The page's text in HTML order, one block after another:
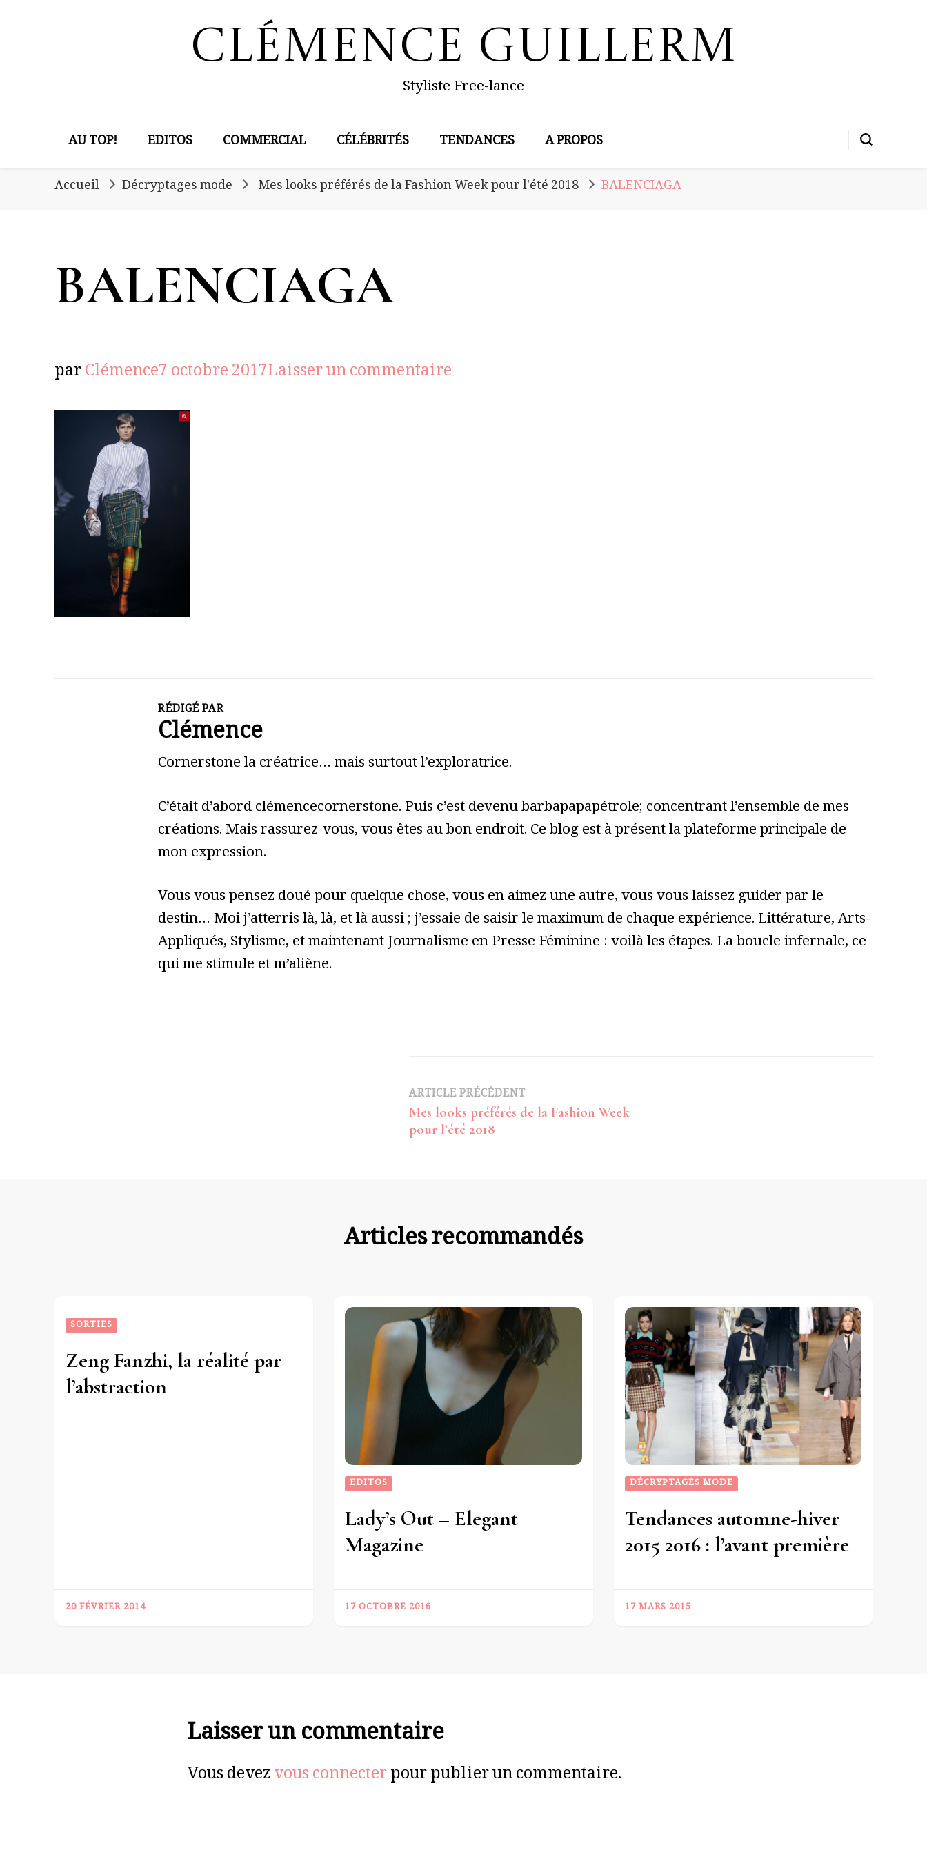
Clémence Guillerm
Styliste Free-lance
AU TOP! EDITOS COMMERCIAL CÉLÉBRITÉS TENDANCES A PROPOS
Accueil Décryptages mode Mes looks préférés de la Fashion Week pour l'été 2018 BALENCIAGA
BALENCIAGA
parClémence7 octobre 2017Laisser un commentaire
RÉDIGÉ PAR
Clémence
Cornerstone la créatrice… mais surtout l’exploratrice.
C’était d’abord clémencecornerstone. Puis c’est devenu barbapapapétrole; concentrant l’ensemble de mes
créations. Mais rassurez-vous, vous êtes au bon endroit. Ce blog est à présent la plateforme principale de
mon expression.
Vous vous pensez doué pour quelque chose, vous en aimez une autre, vous vous laissez guider par le
destin… Moi j’atterris là, là, et là aussi ; j’essaie de saisir le maximum de chaque expérience. Littérature, Arts-
Appliqués, Stylisme, et maintenant Journalisme en Presse Féminine : voilà les étapes. La boucle infernale, ce
qui me stimule et m’aliène.
Navigation
d’article
ARTICLE PRÉCÉDENT
Mes looks préférés de la Fashion Week
pour l’été 2018
Articles recommandés
SORTIES
Zeng Fanzhi, la réalité par
l’abstraction
20 FÉVRIER 2014
EDITOS
Lady’s Out – Elegant
Magazine
17 OCTOBRE 2016
DÉCRYPTAGES MODE
Tendances automne-hiver
2015 2016 : l’avant première
17 MARS 2015
Laisser un commentaire
Vous devezvous connecterpour publier un commentaire.